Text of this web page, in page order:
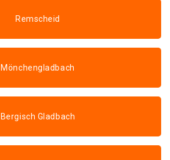
Remscheid
Mönchengladbach
Bergisch Gladbach